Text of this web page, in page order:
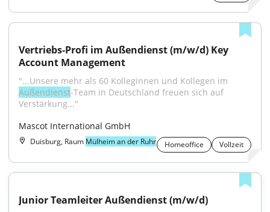
Vertriebs-Profi im Außendienst (m/w/d) Key
Account Management
Außendienst-Team in Deutschland freuen sich auf
Verstärkung..."
Mascot International GmbH
Duisburg, Raum Mülheim an der Ruhr Homeoffice Vollzeit
Junior Teamleiter Außendienst (m/w/d)